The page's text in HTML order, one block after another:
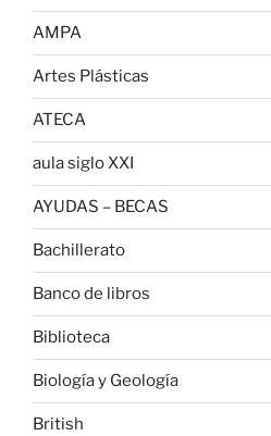
AMPA
Artes Plásticas
ATECA
aula siglo XXI
AYUDAS – BECAS
Bachillerato
Banco de libros
Biblioteca
Biología y Geología
British